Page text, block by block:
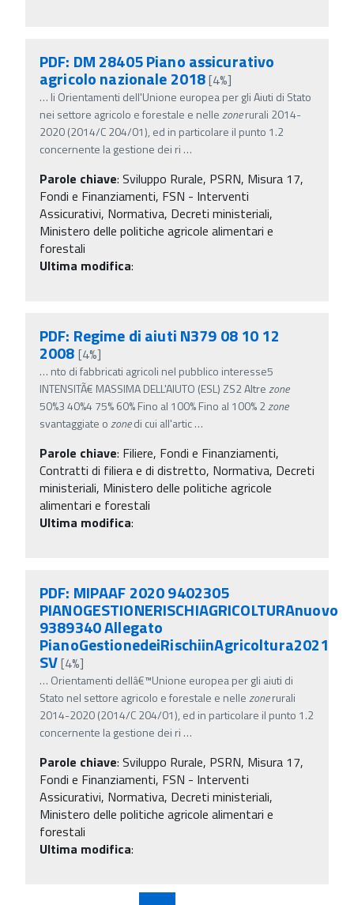
PDF: DM 28405 Piano assicurativo
agricolo nazionale 2018[4%]
… li Orientamenti dell'Unione europea per gli Aiuti di Stato
nei settore agricolo e forestale e nellezonerurali 2014-
2020 (2014/C 204/01), ed in particolare il punto 1.2
concernente la gestione dei ri …
Parole chiave: Sviluppo Rurale, PSRN, Misura 17,
Fondi e Finanziamenti, FSN - Interventi
Assicurativi, Normativa, Decreti ministeriali,
Ministero delle politiche agricole alimentari e
forestali
Ultima modifica:
PDF: Regime di aiuti N379 08 10 12
2008 [4%]
… nto di fabbricati agricoli nel pubblico interesse5
INTENSITÃ€ MASSIMA DELL'AIUTO (ESL) ZS2 Altrezone
50%3 40%4 75% 60% Fino al 100% Fino al 100% 2zone
svantaggiate ozonedi cui all'artic…
Parole chiave: Filiere, Fondi e Finanziamenti,
Contratti di filiera e di distretto, Normativa, Decreti
ministeriali, Ministero delle politiche agricole
alimentari e forestali
Ultima modifica:
PDF: MIPAAF 2020 9402305
PIANOGESTIONERISCHIAGRICOLTURAnuovo
9389340 Allegato
PianoGestionedeiRischiinAgricoltura2021
SV[4%]
… Orientamenti dellâ€™Unione europea per gli aiuti di
Stato nel settore agricolo e forestale e nellezonerurali
2014-2020 (2014/C 204/01), ed in particolare il punto 1.2
concernente la gestione dei ri …
Parole chiave: Sviluppo Rurale, PSRN, Misura 17,
Fondi e Finanziamenti, FSN - Interventi
Assicurativi, Normativa, Decreti ministeriali,
Ministero delle politiche agricole alimentari e
forestali
Ultima modifica: